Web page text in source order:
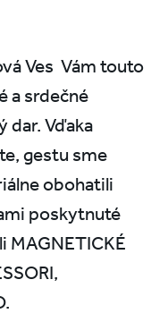
Ves Vám touto
a srdečné
dar. Vďaka
gestu sme
obohatili
poskytnuté